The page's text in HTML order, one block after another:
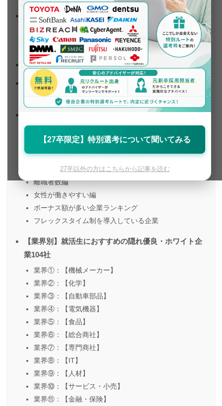
【27卒限定】特別選考について聞いてみる
27卒以外の方はこちらから記事を読む
「隠れ優良企業・ホワイト企業」について
隠れ優良企業・隠れホワイト企業とは？
ホワイト企業の特徴
ホワイト優良企業ランキングTOP638
【みんなが知らない超優良企業も】隠れ優良・ホワイ
ト企業ランキング一覧TOP100
【条件別】ホワイト企業ランキング一覧
有給休暇取得率編
管理職女性比率編
残業時間が少ない高年収企業編
離職者数編
女性が働きやすい編
ボーナス額が多い企業ランキング
フレックスタイム制を導入している企業
【業界別】就活生におすすめの隠れ優良・ホワイト企
業104社
業界①：【機械メーカー】
業界②：【化学】
業界③：【自動車部品】
業界④：【電気機器】
業界⑤：【食品】
業界⑥：【総合商社】
業界⑦：【専門商社】
業界⑧：【IT】
業界⑨：【人材】
業界⑩：【サービス・小売】
業界⑪：【金融・保険】